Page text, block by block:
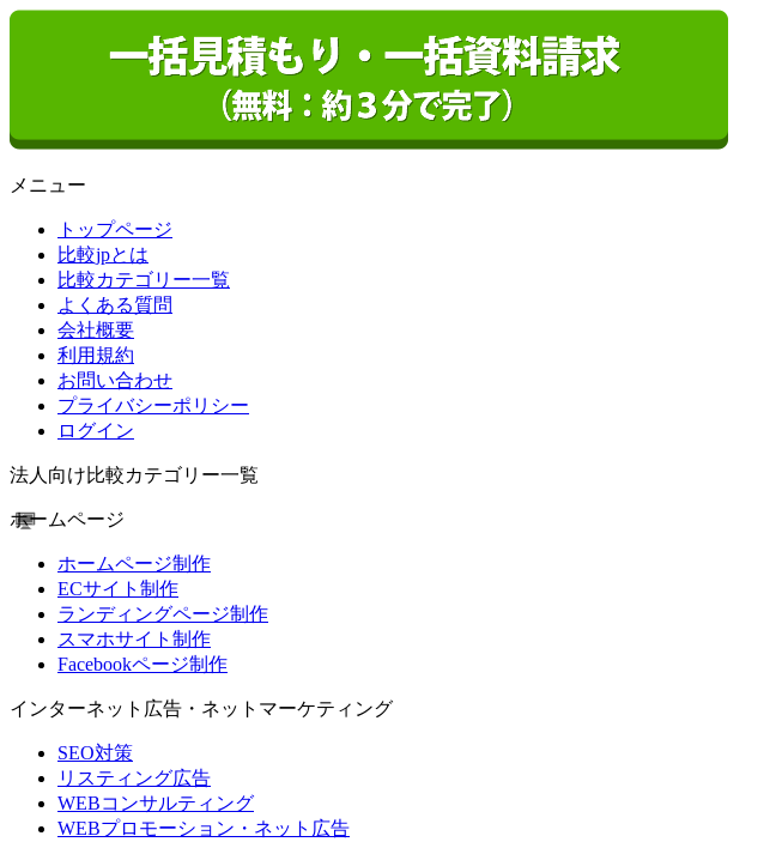
メニュー
トップページ
比較jpとは
比較カテゴリー一覧
よくある質問
会社概要
利用規約
お問い合わせ
プライバシーポリシー
ログイン
法人向け比較カテゴリー一覧
ホームページ
ホームページ制作
ECサイト制作
ランディングページ制作
スマホサイト制作
Facebookページ制作
インターネット広告・ネットマーケティング
SEO対策
リスティング広告
WEBコンサルティング
WEBプロモーション・ネット広告